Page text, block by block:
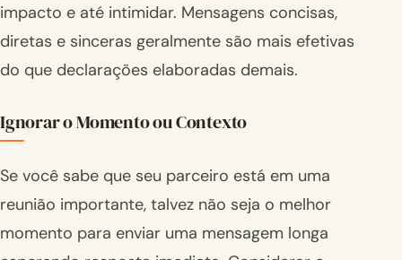
impacto e até intimidar. Mensagens concisas,
diretas e sinceras geralmente são mais efetivas
do que declarações elaboradas demais.
Ignorar o Momento ou Contexto
Se você sabe que seu parceiro está em uma
reunião importante, talvez não seja o melhor
momento para enviar uma mensagem longa